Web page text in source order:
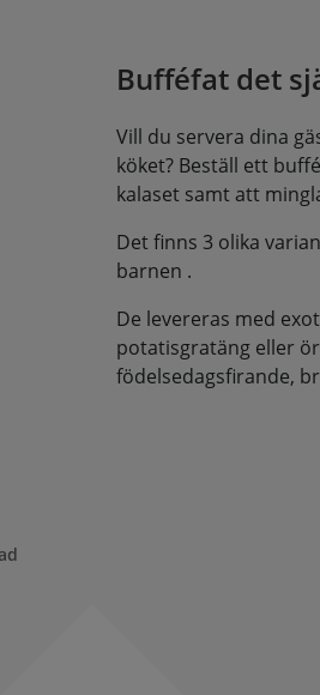
Bufféfat det
Vill du servera dina
köket? Beställ ett
kalaset samt att
Det finns 3 olika
barnen .
De levereras med
potatisgratäng eller
födelsedagsfirande,